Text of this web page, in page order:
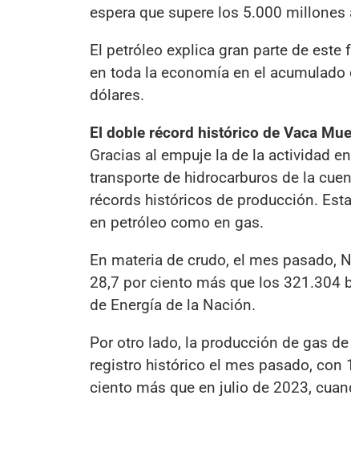
espera que supere los 5.000
El petróleo explica gran parte de
en toda la economía en el
dólares.
El doble récord histórico de Vaca
Gracias al empuje la de la actividad
transporte de hidrocarburos de la
récords históricos de producción.
en petróleo como en gas.
En materia de crudo, el mes pasado,
28,7 por ciento más que los 321.304
de Energía de la Nación.
Por otro lado, la producción de gas
registro histórico el mes pasado,
ciento más que en julio de 2023,